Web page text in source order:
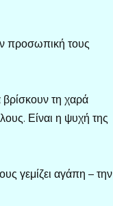
προσωπική τους
τη χαρά
Είναι η ψυχή της
γεμίζει αγάπη – την